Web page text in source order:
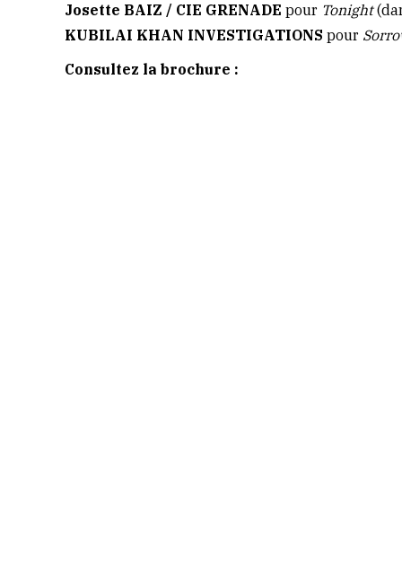
Josette BAIZ / CIE GRENADE pour Tonight
KUBILAI KHAN INVESTIGATIONS pour
Consultez la brochure :